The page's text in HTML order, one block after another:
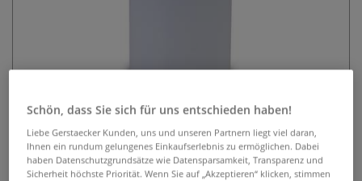
ESPRIT COMPOSITE Latex
0 Bewertungen
Schön, dass Sie sich für uns entschieden haben!
Liebe Gerstaecker Kunden, uns und unseren Partnern liegt viel daran,
Ihnen ein rundum gelungenes Einkaufserlebnis zu ermöglichen. Dabei
haben Datenschutzgrundsätze wie Datensparsamkeit, Transparenz und
Sicherheit höchste Priorität. Wenn Sie auf „Akzeptieren“ klicken, stimmen